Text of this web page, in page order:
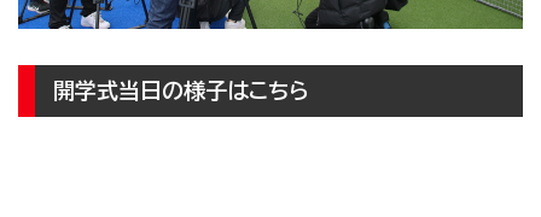
開学式当日の様子はこちら